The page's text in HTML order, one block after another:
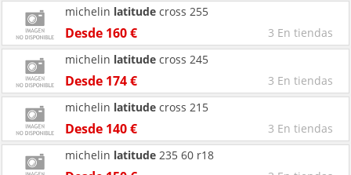
Desde 160 € 3 En tiendas
michelin latitude cross 255
Desde 174 € 3 En tiendas
michelin latitude cross 245
Desde 140 € 3 En tiendas
michelin latitude cross 215
michelin latitude 235 60 r18